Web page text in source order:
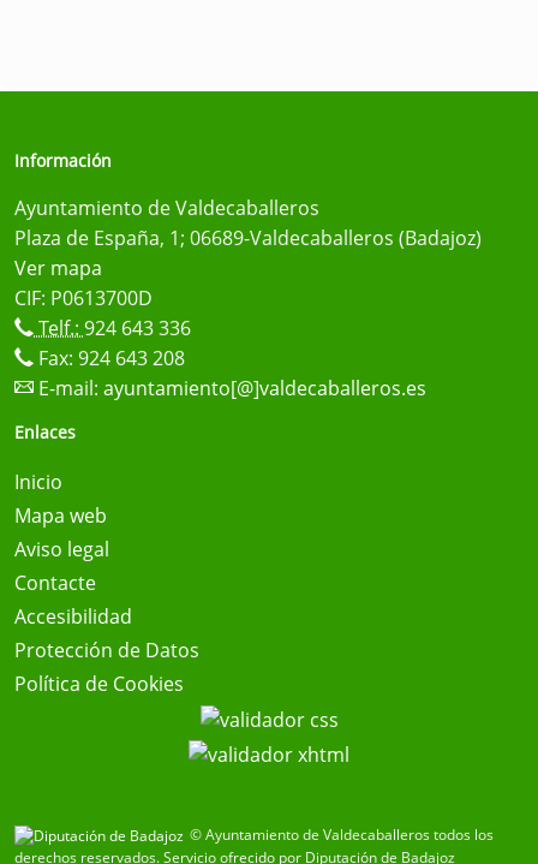
Información
Ayuntamiento de Valdecaballeros
Plaza de España, 1; 06689-Valdecaballeros (Badajoz)
Ver mapa
CIF: P0613700D
Telf.: 924 643 336
Fax: 924 643 208
E-mail: ayuntamiento[@]valdecaballeros.es
Enlaces
Inicio
Mapa web
Aviso legal
Contacte
Accesibilidad
Protección de Datos
Política de Cookies
© Ayuntamiento de Valdecaballeros todos los
derechos reservados.Servicio ofrecido por Diputación de Badajoz